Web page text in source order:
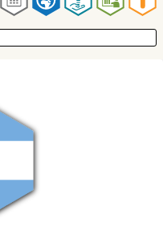
القائمة
الرئيسية